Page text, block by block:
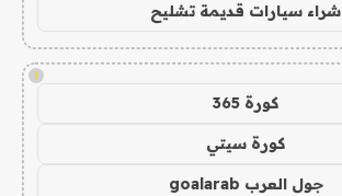
شراء سيارات قديمة تشليح
!
كورة 365
كورة سيتي
جول العرب goalarab